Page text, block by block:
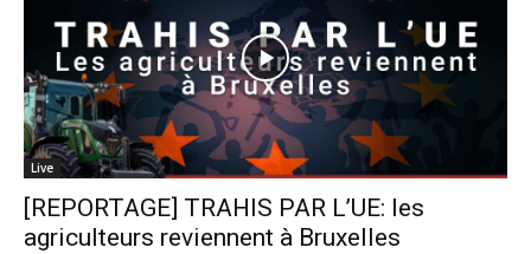
Live
[REPORTAGE] TRAHIS PAR L’UE: les
agriculteurs reviennent à Bruxelles